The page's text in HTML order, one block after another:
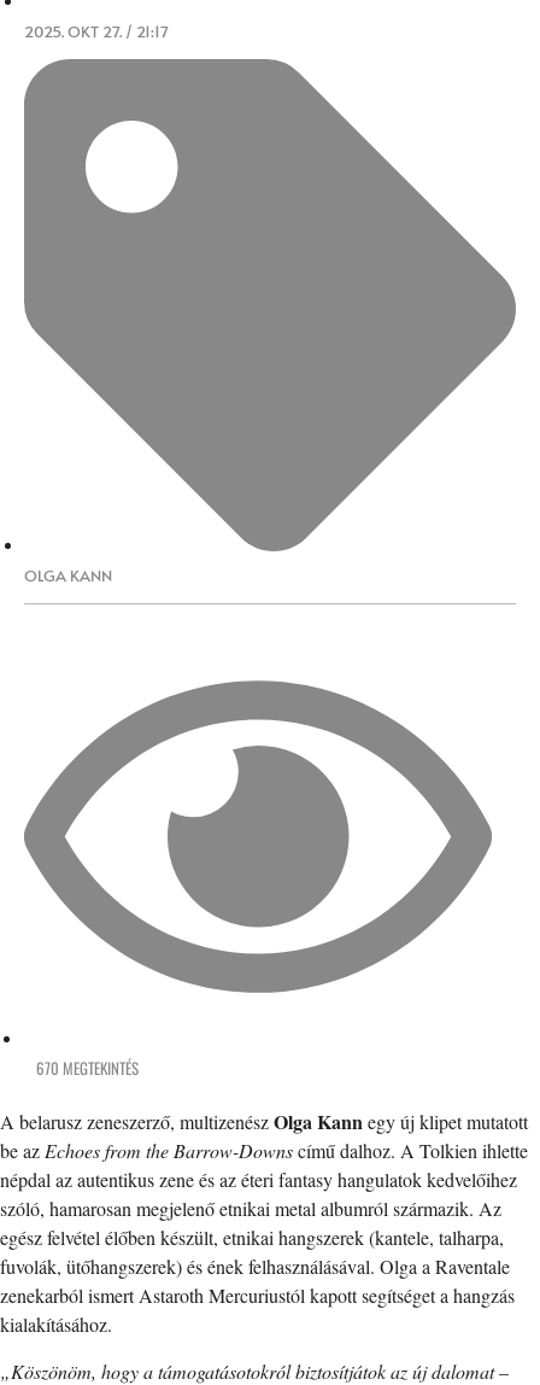
2025. OKT 27. / 21:17
OLGA KANN
670 MEGTEKINTÉS
A belarusz zeneszerző, multizenészOlga Kannegy új klipet mutatott
be az Echoes from the Barrow-Downscímű dalhoz. A Tolkien ihlette
népdal az autentikus zene és az éteri fantasy hangulatok kedvelőihez
szóló, hamarosan megjelenő etnikai metal albumról származik. Az
egész felvétel élőben készült, etnikai hangszerek (kantele, talharpa,
fuvolák, ütőhangszerek) és ének felhasználásával. Olga a Raventale
zenekarból ismert Astaroth Mercuriustól kapott segítséget a hangzás
kialakításához.
„Köszönöm, hogy a támogatásotokról biztosítjátok az új dalomat–